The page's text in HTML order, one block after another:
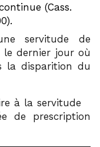
(Cass.
servitude de
le dernier jour où
la disparition du
à la servitude
de prescription